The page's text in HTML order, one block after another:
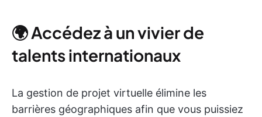
🌍 Accédez à un vivier de
talents internationaux
La gestion de projet virtuelle élimine les
barrières géographiques afin que vous puissiez